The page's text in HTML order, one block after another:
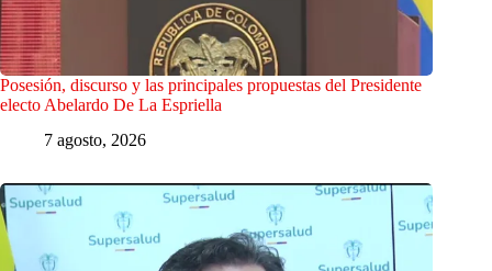
Posesión, discurso y las principales propuestas del Presidente
electo Abelardo De La Espriella
7 agosto, 2026